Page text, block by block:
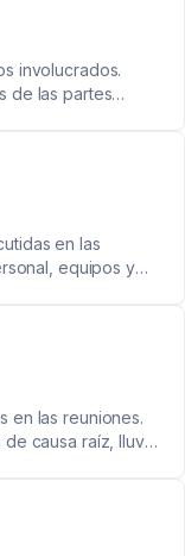
involucrados.
de las partes
en las
equipos y
en las reuniones.
causa raíz, lluvia